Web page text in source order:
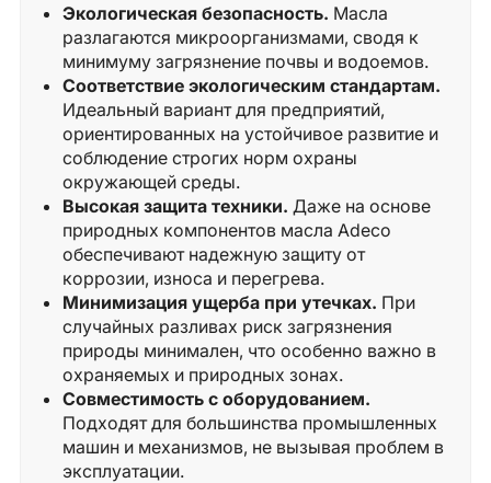
Экологическая безопасность. Масла
разлагаются микроорганизмами, сводя к
минимуму загрязнение почвы и водоемов.
Соответствие экологическим стандартам.
Идеальный вариант для предприятий,
ориентированных на устойчивое развитие и
соблюдение строгих норм охраны
окружающей среды.
Высокая защита техники. Даже на основе
природных компонентов масла Adeco
обеспечивают надежную защиту от
коррозии, износа и перегрева.
Минимизация ущерба при утечках. При
случайных разливах риск загрязнения
природы минимален, что особенно важно в
охраняемых и природных зонах.
Совместимость с оборудованием.
Подходят для большинства промышленных
машин и механизмов, не вызывая проблем в
эксплуатации.